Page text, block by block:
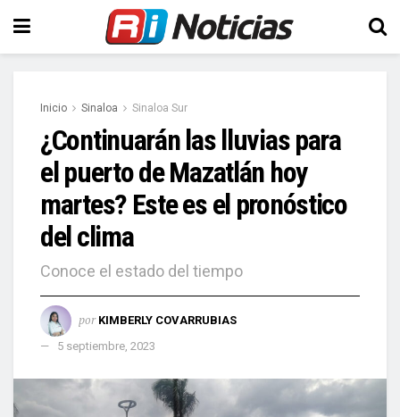
Inicio Sinaloa Sinaloa Sur
¿Continuarán las lluvias para
el puerto de Mazatlán hoy
martes? Este es el pronóstico
del clima
Conoce el estado del tiempo
por KIMBERLY COVARRUBIAS
5 septiembre, 2023